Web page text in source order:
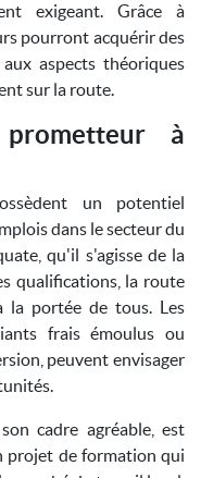
exigeant. Grâce à
pourront acquérir des
aspects théoriques
sur la route.
à
un potentiel
dans le secteur du
qu'il s'agisse de la
qualifications, la route
la portée de tous. Les
frais émoulus ou
peuvent envisager
cadre agréable, est
projet de formation qui